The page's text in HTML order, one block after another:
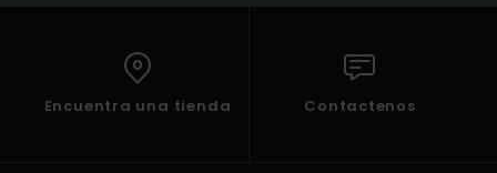
Encuentra una tienda Contactenos